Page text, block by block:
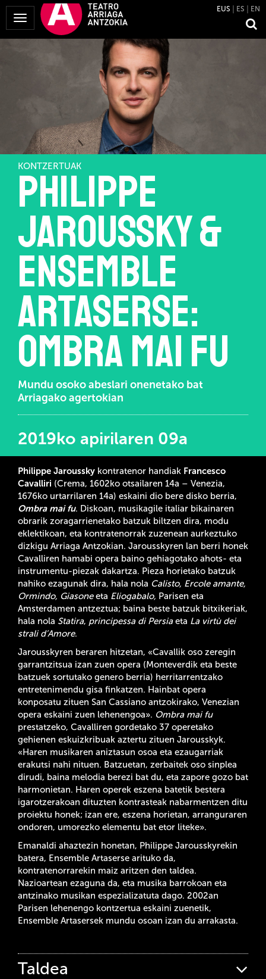
Menua
erakutsi
EUS ES EN
KONTZERTUAK
Philippe
Jaroussky &
Ensemble
Artaserse:
Ombra mai fu
Mundu osoko abeslari onenetako bat
Arriagako agertokian
2019ko apirilaren 09a
Philippe Jaroussky kontratenor handiak Francesco
Cavalliri (Crema, 1602ko otsailaren 14a – Venezia,
1676ko urtarrilaren 14a) eskaini dio bere disko berria,
Ombra mai fu. Diskoan, musikagile italiar bikainaren
obrarik zoragarrienetako batzuk biltzen dira, modu
eklektikoan, eta kontratenorrak zuzenean aurkeztuko
dizkigu Arriaga Antzokian. Jarousskyren lan berri honek
Cavalliren hamabi opera baino gehiagotako ahots- eta
instrumentu-piezak dakartza. Pieza horietako batzuk
nahiko ezagunak dira, hala nola Calisto, Ercole amante,
Ormindo, Giasoneeta Eliogabalo, Parisen eta
Amsterdamen antzeztua; baina beste batzuk bitxikeriak,
hala nola Statira, principessa di Persiaeta La virtù dei
strali d’Amore.
Jarousskyren beraren hitzetan, «Cavallik oso zeregin
garrantzitsua izan zuen opera (Monteverdik eta beste
batzuek sortutako genero berria) herritarrentzako
entretenimendu gisa finkatzen. Hainbat opera
konposatu zituen San Cassiano antzokirako, Venezian
opera eskaini zuen lehenengoa». Ombra mai fu
prestatzeko, Cavalliren gordetako 37 operetako
gehienen eskuizkribuak aztertu zituen Jarousskyk.
«Haren musikaren aniztasun osoa eta ezaugarriak
erakutsi nahi nituen. Batzuetan, zerbaitek oso sinplea
dirudi, baina melodia berezi bat du, eta zapore gozo bat
harmonietan. Haren operek eszena batetik bestera
igarotzerakoan dituzten kontrasteak nabarmentzen ditu
proiektu honek; izan ere, eszena horietan, arranguraren
ondoren, umorezko elementu bat etor liteke».
Emanaldi ahaztezin honetan, Philippe Jarousskyrekin
batera, Ensemble Artaserse arituko da,
kontratenorrarekin maiz aritzen den taldea.
Nazioartean ezaguna da, eta musika barrokoan eta
antzinako musikan espezializatuta dago. 2002an
Parisen lehenengo kontzertua eskaini zuenetik,
Ensemble Artasersek mundu osoan izan du arrakasta.
Taldea